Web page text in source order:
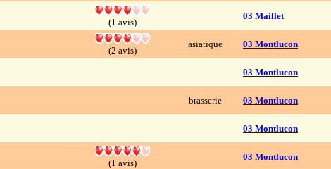
(1 avis)
03 Maillet
(2 avis)
asiatique 03 Montlucon
03 Montlucon
brasserie 03 Montlucon
03 Montlucon
(1 avis)
03 Montlucon